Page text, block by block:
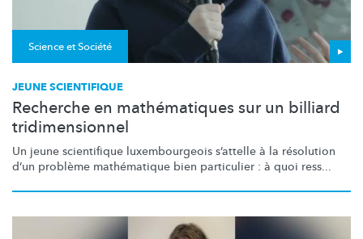
Science et Société
JEUNE SCIENTIFIQUE
Recherche en mathématiques sur un billiard
tridimensionnel
Un jeune scientifique luxembourgeois s’attelle à la résolution
d’un problème mathématique bien particulier : à quoi ress...